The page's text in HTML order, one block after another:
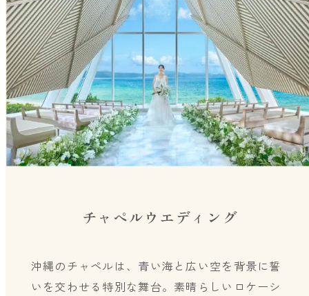
チャペルウエディング
沖縄のチャペルは、青い海と広い空を背景に誓
いを交わせる特別な舞台。素晴らしいロケーシ